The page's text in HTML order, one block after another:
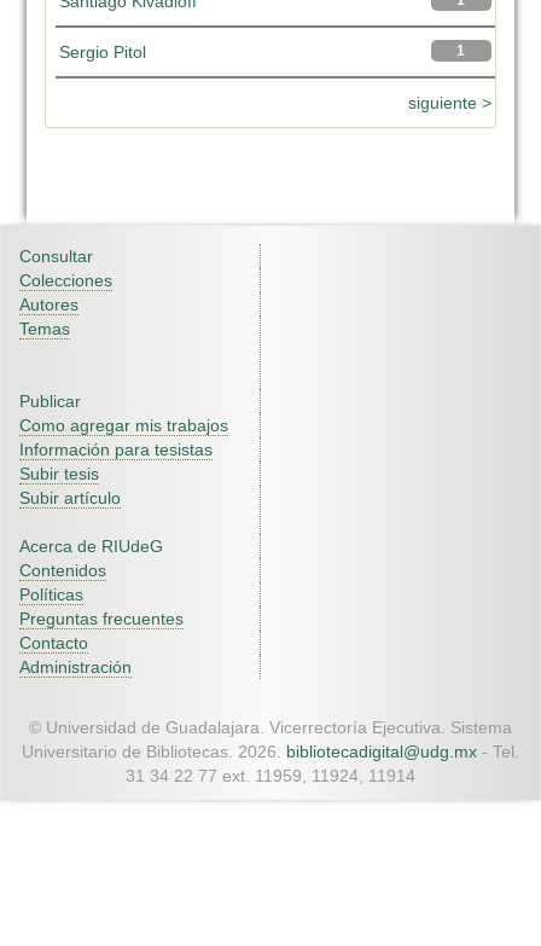
1
Sergio Pitol
siguiente >
Consultar
Colecciones
Autores
Temas
Publicar
Como agregar mis trabajos
Información para tesistas
Subir tesis
Subir artículo
Acerca de RIUdeG
Contenidos
Políticas
Preguntas frecuentes
Contacto
Administración
© Universidad de Guadalajara. Vicerrectoría Ejecutiva. Sistema
Universitario de Bibliotecas. 2026. bibliotecadigital@udg.mx - Tel.
31 34 22 77 ext. 11959, 11924, 11914